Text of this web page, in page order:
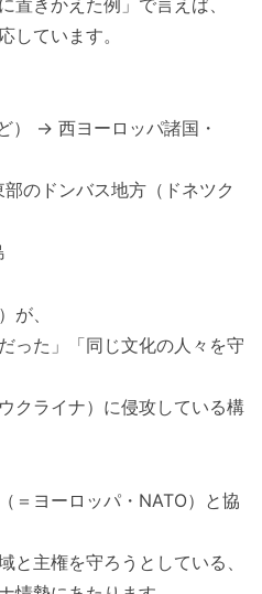
しています。
） → 西ヨーロッパ諸国・
のドンバス地方（ドネツク
が、
った」「同じ文化の人々を守
クライナ）に侵攻している構
＝ヨーロッパ・NATO）と協
と主権を守ろうとしている、